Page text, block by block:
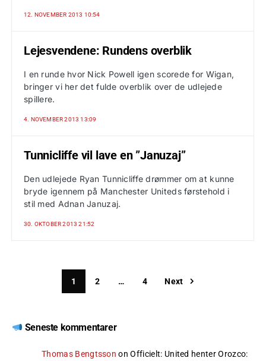
12. NOVEMBER 2013 10:54
Lejesvendene: Rundens overblik
I en runde hvor Nick Powell igen scorede for Wigan,
bringer vi her det fulde overblik over de udlejede
spillere.
4. NOVEMBER 2013 13:09
Tunnicliffe vil lave en ”Januzaj”
Den udlejede Ryan Tunnicliffe drømmer om at kunne
bryde igennem på Manchester Uniteds førstehold i
stil med Adnan Januzaj.
30. OKTOBER 2013 21:52
1 2 … 4 Next
Seneste kommentarer
Thomas Bengtsson onOfficielt: United henter Orozco: